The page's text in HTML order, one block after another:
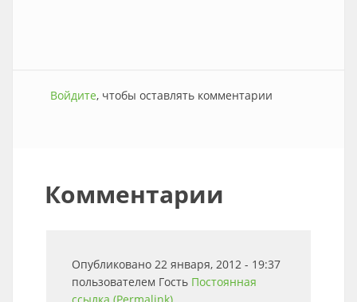
Войдите, чтобы оставлять комментарии
Комментарии
Опубликовано 22 января, 2012 - 19:37
пользователем Гость Постоянная